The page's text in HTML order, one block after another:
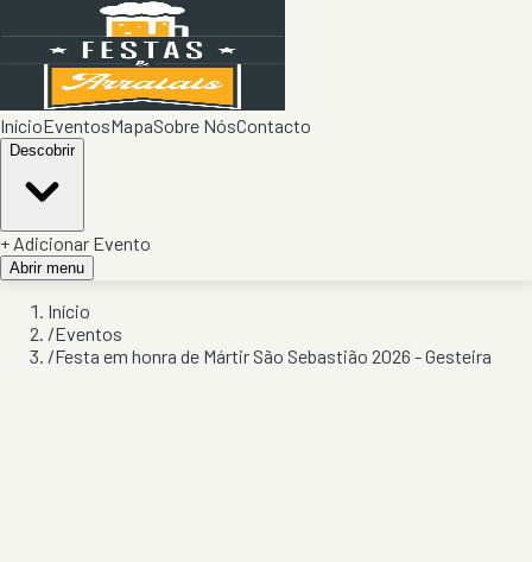
InícioEventosMapaSobre NósContacto
Descobrir
+ Adicionar Evento
Abrir menu
Início
/Eventos
/Festa em honra de Mártir São Sebastião 2026 - Gesteira